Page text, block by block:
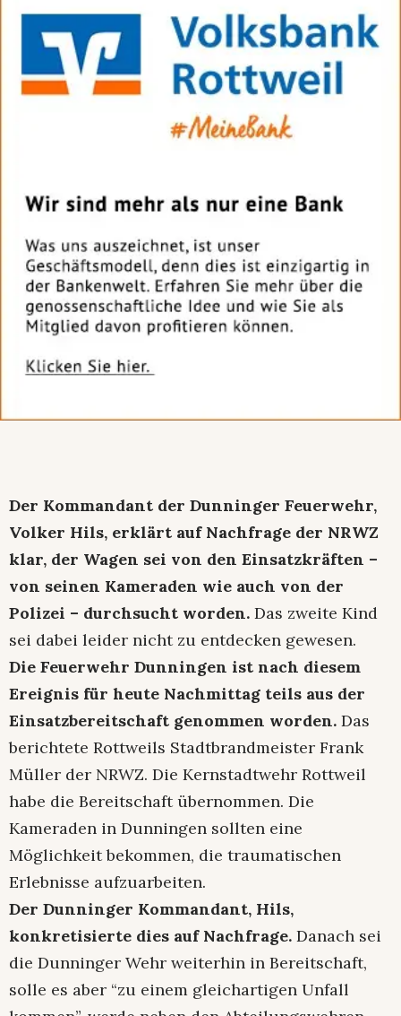
Der Kommandant der Dunninger Feuerwehr,
Volker Hils, erklärt auf Nachfrage der NRWZ
klar, der Wagen sei von den Einsatzkräften –
von seinen Kameraden wie auch von der
Polizei – durchsucht worden. Das zweite Kind
sei dabei leider nicht zu entdecken gewesen.
Die Feuerwehr Dunningen ist nach diesem
Ereignis für heute Nachmittag teils aus der
Einsatzbereitschaft genommen worden. Das
berichtete Rottweils Stadtbrandmeister Frank
Müller der NRWZ. Die Kernstadtwehr Rottweil
habe die Bereitschaft übernommen. Die
Kameraden in Dunningen sollten eine
Möglichkeit bekommen, die traumatischen
Erlebnisse aufzuarbeiten.
Der Dunninger Kommandant, Hils,
konkretisierte dies auf Nachfrage. Danach sei
die Dunninger Wehr weiterhin in Bereitschaft,
solle es aber “zu einem gleichartigen Unfall